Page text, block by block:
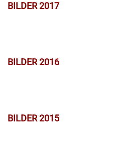
BILDER 2017
BILDER 2016
BILDER 2015